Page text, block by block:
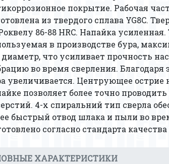
покрытие. Рабочая
из твердого сплава YG8C.
86-88 HRC. Напайка
в производстве бура,
диаметр, что усиливает прочность
во время сверления. Благодаря
увеличивается. Центрующее острие
позволяет более точно
4-х спиральний тип сверла
быстрый отвод шлака и пыли во
согласно стандарта качества
ХАРАКТЕРИСТИКИ